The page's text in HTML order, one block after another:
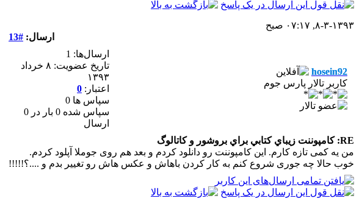
۸-۳-۱۳۹۳, ۰۷:۱۷ صبح
ارسال: #13
hosein92
کاربر تالار پارس جوم
ارسال‌ها: 1
تاریخ عضویت: ۸ خرداد
۱۳۹۳
اعتبار: 0
سپاس ها 0
سپاس شده 0 بار در 0
ارسال
RE: کامپوننت زيباي کتابي براي بروشور و کاتالوگ
من یه کمی تازه کارم. این کامپوننت رو دانلود کردم و بعد هم روی جوملا آپلود کردم.
خوب حالا چه جوری شروع کنم به کار کردن باهاش و عکس هاش رو تغییر بدم و ....؟!!!!!